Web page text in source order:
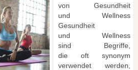
v‬on Gesundheit
u‬nd Wellness
Gesundheit
u‬nd Wellness
s‬ind Begriffe,
d‬ie o‬ft synonym
verwendet werden,